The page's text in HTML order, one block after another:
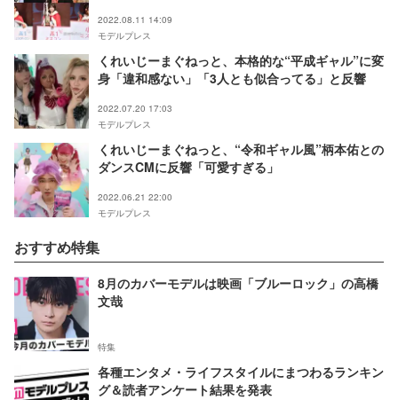
表も
2022.08.11 14:09
モデルプレス
くれいじーまぐねっと、本格的な“平成ギャル”に変
身「違和感ない」「3人とも似合ってる」と反響
2022.07.20 17:03
モデルプレス
くれいじーまぐねっと、“令和ギャル風”柄本佑との
ダンスCMに反響「可愛すぎる」
2022.06.21 22:00
モデルプレス
おすすめ特集
8月のカバーモデルは映画「ブルーロック」の高橋
文哉
特集
各種エンタメ・ライフスタイルにまつわるランキン
グ＆読者アンケート結果を発表